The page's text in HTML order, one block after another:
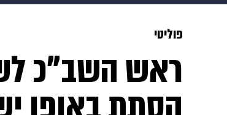
דיגיטל גאווה ויוה
פוליטי
ראש השב"כ